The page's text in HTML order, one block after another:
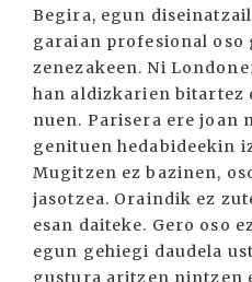
Begira, egun
garaian profesional oso
zenezakeen. Ni
han aldizkarien bitartez
nuen. Parisera ere joan
genituen hedabideekin
Mugitzen ez bazinen,
jasotzea. Oraindik ez
esan daiteke. Gero oso
egun gehiegi daudela
gustura aritzen nintzen